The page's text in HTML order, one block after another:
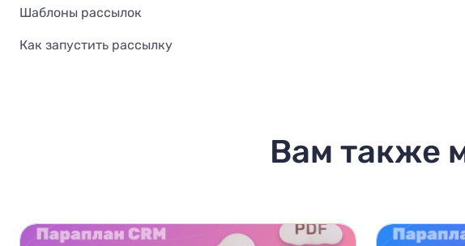
Шаблоны рассылок
Как запустить рассылку
Вам также